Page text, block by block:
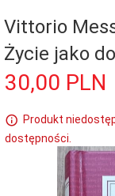
Vittorio
Życie jako
30,00 PLN
Produkt
dostępności.